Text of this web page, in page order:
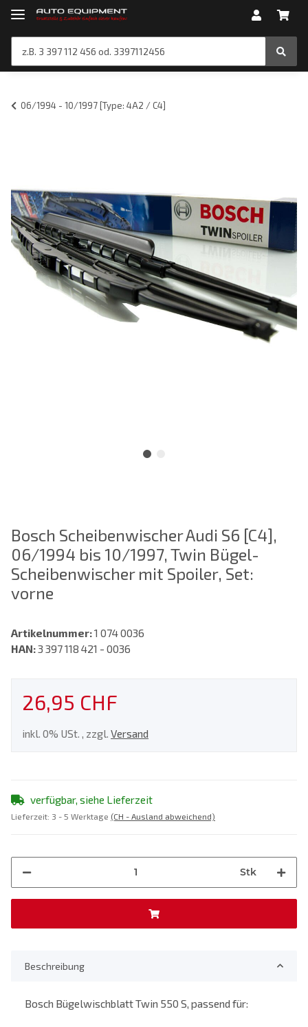
06/1994 - 10/1997 [Type: 4A2 / C4]
Bosch Scheibenwischer Audi S6 [C4],
06/1994 bis 10/1997, Twin Bügel-
Scheibenwischer mit Spoiler, Set:
vorne
Artikelnummer:1 074 0036
HAN:3 397 118 421 - 0036
26,95 CHF
inkl. 0% USt. , zzgl. Versand
verfügbar, siehe Lieferzeit
Lieferzeit: 3 - 5 Werktage (CH - Ausland abweichend)
Stk
Beschreibung
Bosch Bügelwischblatt Twin 550 S, passend für: